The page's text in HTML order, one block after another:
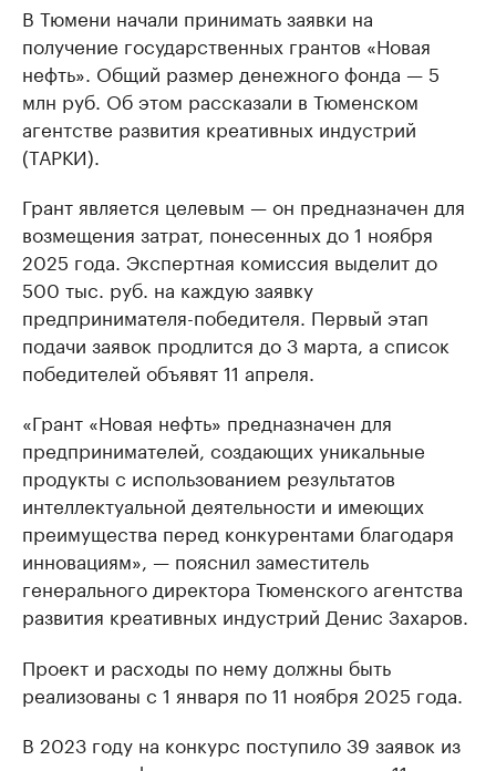
В Тюмени начали принимать заявки на
получение государственных грантов «Новая
нефть». Общий размер денежного фонда — 5
млн руб. Об этом рассказали в Тюменском
агентстве развития креативных индустрий
(ТАРКИ).
Грант является целевым — он предназначен для
возмещения затрат, понесенных до 1 ноября
2025 года. Экспертная комиссия выделит до
500 тыс. руб. на каждую заявку
предпринимателя-победителя. Первый этап
подачи заявок продлится до 3 марта, а список
победителей объявят 11 апреля.
«Грант «Новая нефть» предназначен для
предпринимателей, создающих уникальные
продукты с использованием результатов
интеллектуальной деятельности и имеющих
преимущества перед конкурентами благодаря
инновациям», — пояснил заместитель
генерального директора Тюменского агентства
развития креативных индустрий Денис Захаров.
Проект и расходы по нему должны быть
реализованы с 1 января по 11 ноября 2025 года.
В 2023 году на конкурс поступило 39 заявок из